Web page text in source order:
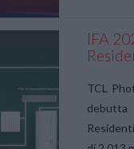
IFA
TCL
debutta